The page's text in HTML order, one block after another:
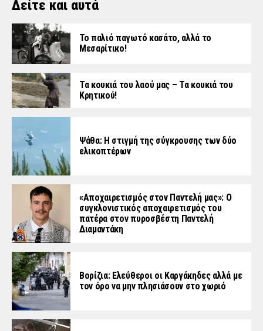
Δείτε και αυτά
Το παλιό παγωτό κασάτο, αλλά το
Μεσαρίτικο!
Τα κουκιά του λαού μας – Τα κουκιά του
Κρητικού!
Ψάθα: Η στιγμή της σύγκρουσης των δύο
ελικοπτέρων
«Aποχαιρετισμός στον Παντελή μας»: Ο
συγκλονιστικός αποχαιρετισμός του
πατέρα στον πυροσβέστη Παντελή
Διαμαντάκη
Βορίζια: Ελεύθεροι οι Καργάκηδες αλλά με
τον όρο να μην πλησιάσουν στο χωριό